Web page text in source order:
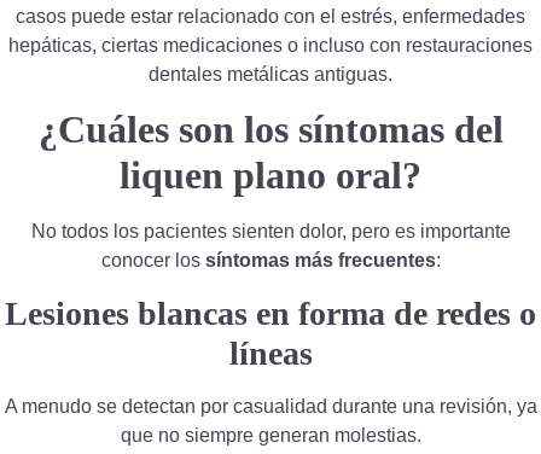
casos puede estar relacionado con el estrés, enfermedades
hepáticas, ciertas medicaciones o incluso con restauraciones
dentales metálicas antiguas.
¿Cuáles son los síntomas del
liquen plano oral?
No todos los pacientes sienten dolor, pero es importante
conocer los síntomas más frecuentes:
Lesiones blancas en forma de redes o
líneas
A menudo se detectan por casualidad durante una revisión, ya
que no siempre generan molestias.